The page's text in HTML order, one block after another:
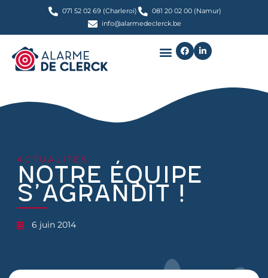
071 52 02 69 (Charleroi)
081 20 02 00 (Namur)
info@alarmedeclerck.be
ACTUALITÉS
Notre équipe
s’agrandit !
6 juin 2014